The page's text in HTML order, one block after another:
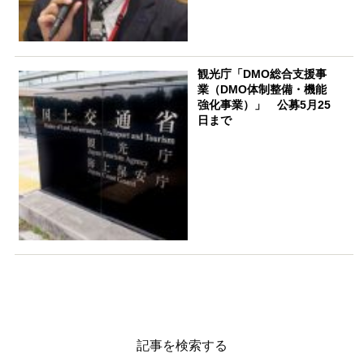
観光庁「DMO総合支援事
業（DMO体制整備・機能
強化事業）」 公募5月25
日まで
記事を検索する